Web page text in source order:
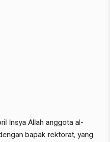
Insya Allah anggota al-
bapak rektorat, yang